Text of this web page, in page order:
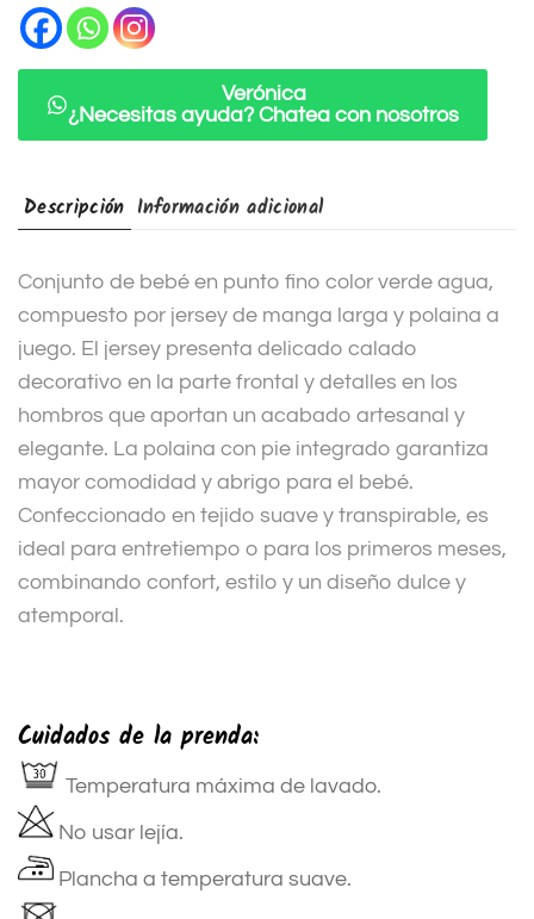
a
Verónica
¿Necesitas ayuda? Chatea con nosotros
Descripción Información adicional
Conjunto de bebé en punto fino color verde agua,
compuesto por jersey de manga larga y polaina a
juego. El jersey presenta delicado calado
decorativo en la parte frontal y detalles en los
hombros que aportan un acabado artesanal y
elegante. La polaina con pie integrado garantiza
mayor comodidad y abrigo para el bebé.
Confeccionado en tejido suave y transpirable, es
ideal para entretiempo o para los primeros meses,
combinando confort, estilo y un diseño dulce y
atemporal.
Cuidados de la prenda:
Temperatura máxima de lavado.
No usar lejía.
Plancha a temperatura suave.